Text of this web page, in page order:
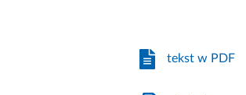
tekst w PDF